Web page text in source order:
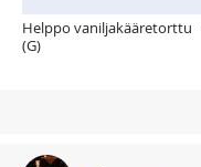
Helppo vaniljakääretorttu
(G)